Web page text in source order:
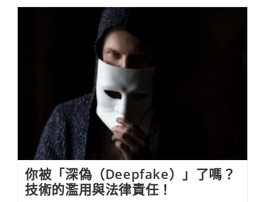
劇，
最
常
遇
見
的
5
項
消
費
爭
議
你被「深偽（Deepfake）」了嗎？
技術的濫用與法律責任！